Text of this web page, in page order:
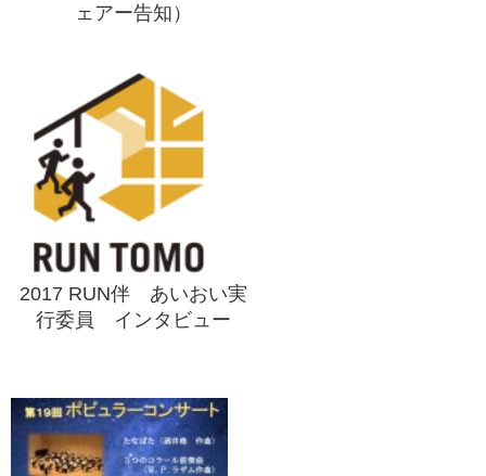
ェアー告知）
2017 RUN伴 あいおい実
行委員 インタビュー